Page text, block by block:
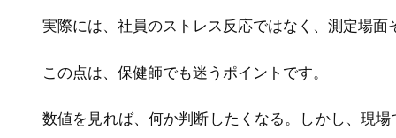
実際には、社員のストレス反応ではなく、測定場
この点は、保健師でも迷うポイントです。
数値を見れば、何か判断したくなる。しかし、現